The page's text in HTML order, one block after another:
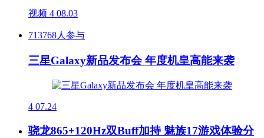
视频 4 08.03
713768人参与
三星Galaxy新品发布会 年度机皇高能来袭
4 07.24
骁龙865+120Hz双Buff加持 魅族17游戏体验分